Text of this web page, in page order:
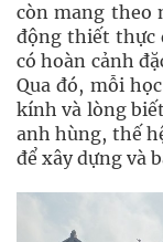
còn mang theo
động thiết thực
có hoàn cảnh
Qua đó, mỗi
kính và lòng
anh hùng, thế
để xây dựng và